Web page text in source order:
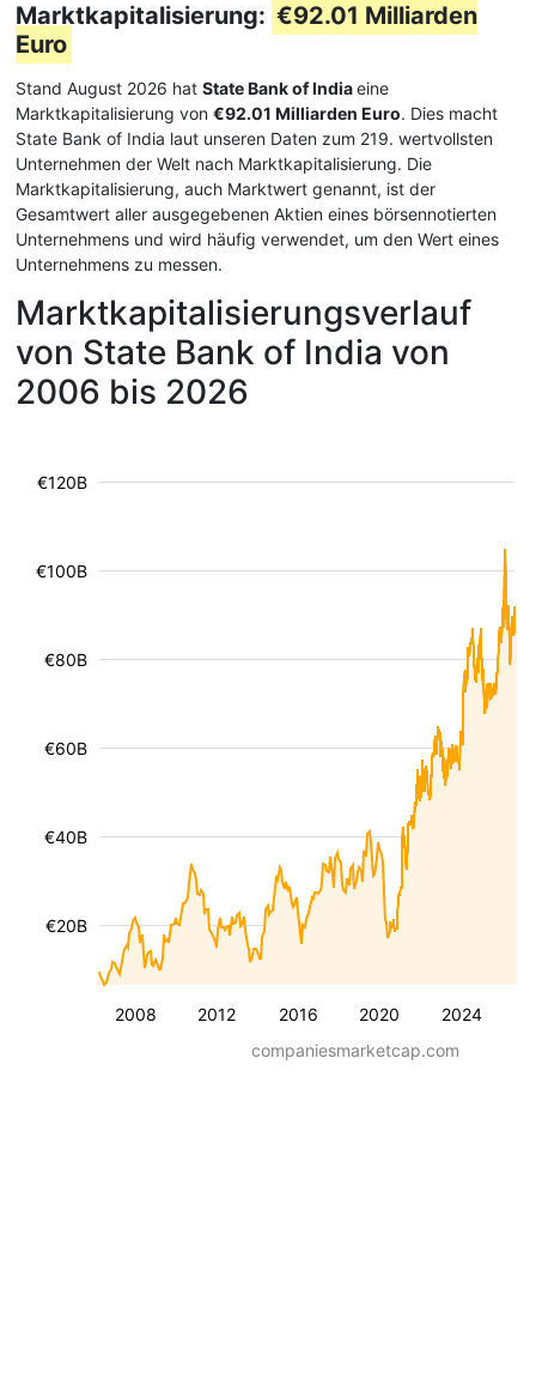
Marktkapitalisierung: €92.01 Milliarden
Euro
Stand August 2026 hat State Bank of Indiaeine
Marktkapitalisierung von €92.01 Milliarden Euro. Dies macht
State Bank of India laut unseren Daten zum 219. wertvollsten
Unternehmen der Welt nach Marktkapitalisierung. Die
Marktkapitalisierung, auch Marktwert genannt, ist der
Gesamtwert aller ausgegebenen Aktien eines börsennotierten
Unternehmens und wird häufig verwendet, um den Wert eines
Unternehmens zu messen.
Marktkapitalisierungsverlauf
von State Bank of India von
2006 bis 2026
2008 2012 2016 2020 2024
€20B
€40B
€60B
€80B
€100B
€120B
companiesmarketcap.com